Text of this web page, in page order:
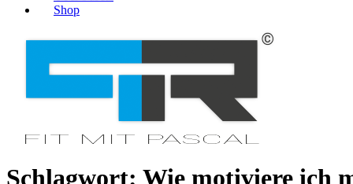
Shop
Schlagwort: Wie motiviere ich